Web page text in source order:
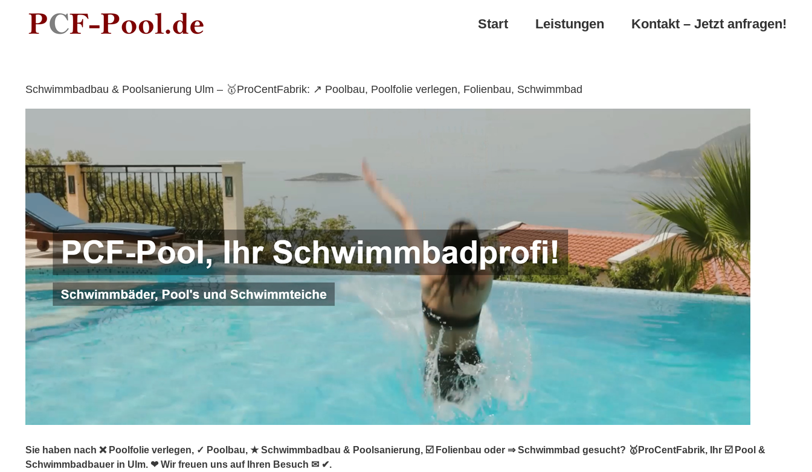
content
Start Leistungen Kontakt – Jetzt anfragen!
Schwimmbadbau & Poolsanierung Ulm – 🥇ProCentFabrik: ↗️ Poolbau, Poolfolie verlegen, Folienbau, Schwimmbad
Sie haben nach ❌ Poolfolie verlegen, ✓ Poolbau, ★ Schwimmbadbau & Poolsanierung, ☑️ Folienbau oder ⇒ Schwimmbad gesucht? 🥇ProCentFabrik, Ihr ☑️ Pool &
Schwimmbadbauer in Ulm. ❤ Wir freuen uns auf Ihren Besuch ✉ ✔.